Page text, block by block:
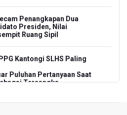
Penangkapan Dua
Presiden, Nilai
Ruang Sipil
Kantongi SLHS Paling
Puluhan Pertanyaan Saat
Tersangka